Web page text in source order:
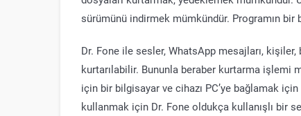
sürümünü indirmek mümkündür. Programın bir
Dr. Fone ile sesler, WhatsApp mesajları,
kurtarılabilir. Bununla beraber kurtarma işlemi
için bir bilgisayar ve cihazı PC’ye bağlamak
kullanmak için Dr. Fone oldukça kullanışlı bir